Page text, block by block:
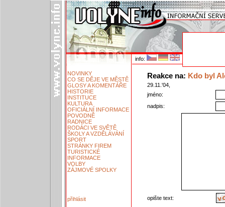
info:
NOVINKY
CO SE DĚJE VE MĚSTĚ
GLOSY A KOMENTÁŘE
HISTORIE
INSTITUCE
KULTURA
OFICIÁLNÍ INFORMACE
POVODNĚ
RADNICE
RODÁCI VE SVĚTĚ
ŠKOLY A VZDĚLÁVÁNÍ
SPORT
STRÁNKY FIREM
TURISTICKÉ
INFORMACE
VOLBY
ZÁJMOVÉ SPOLKY
přihlásit
Reakce na: Kdo byl
29.11.'04,
jméno:
nadpis:
opište text: